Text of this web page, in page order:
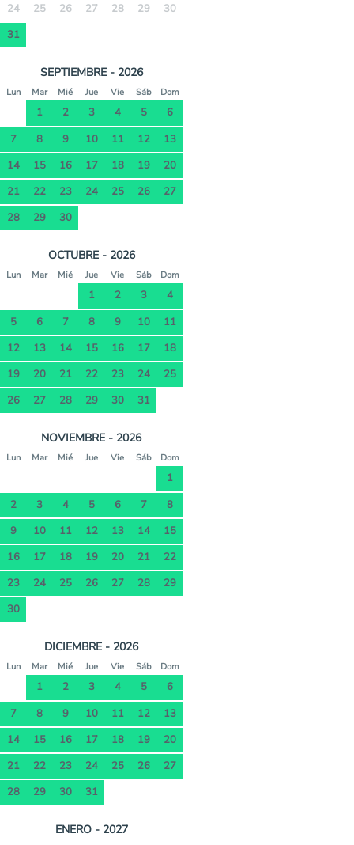
24
25 26 27 28 29
30
31
SEPTIEMBRE - 2026
Lun Mar Mié Jue Vie Sáb Dom
1 2 3 4 5
6
7
8 9 10 11 12
13
14
15 16 17 18 19
20
21
22 23 24 25 26
27
28
29 30
OCTUBRE - 2026
Lun Mar Mié Jue Vie Sáb Dom
1 2 3
4
5
6 7 8 9 10
11
12
13 14 15 16 17
18
19
20 21 22 23 24
25
26
27 28 29 30 31
NOVIEMBRE - 2026
Lun Mar Mié Jue Vie Sáb Dom
1
2
3 4 5 6 7
8
9
10 11 12 13 14
15
16
17 18 19 20 21
22
23
24 25 26 27 28
29
30
DICIEMBRE - 2026
Lun Mar Mié Jue Vie Sáb Dom
1 2 3 4 5
6
7
8 9 10 11 12
13
14
15 16 17 18 19
20
21
22 23 24 25 26
27
28
29 30 31
ENERO - 2027